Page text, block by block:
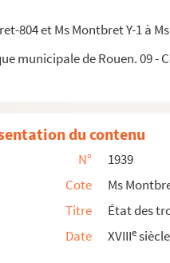
804 et Ms Montbret Y-1 à
municipale de Rouen. 09 -
divers auteurs, en prose et en
établie par M rle cardinal de
année 1742
1739
1741
du contenu
N°
1939
Cote
Ms
Titre
État des
Date
XVIIIesiècle